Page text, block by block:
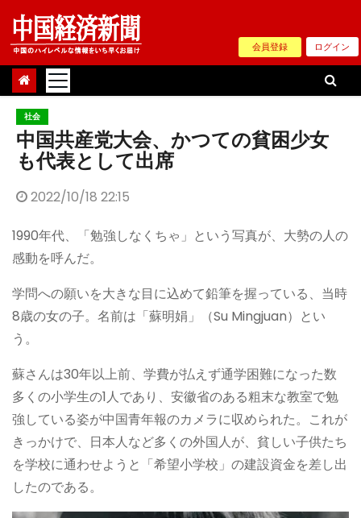
Skip
content
会員登録 ログイン
社会
中国共産党大会、かつての貧困少女
も代表として出席
2022/10/18 22:15
1990年代、「勉強しなくちゃ」という写真が、大勢の人の
感動を呼んだ。
学問への願いを大きな目に込めて鉛筆を握っている、当時
8歳の女の子。名前は「蘇明娟」（Su Mingjuan）とい
う。
蘇さんは30年以上前、学費が払えず通学困難になった数
多くの小学生の1人であり、安徽省のある粗末な教室で勉
強している姿が中国青年報のカメラに収められた。これが
きっかけで、日本人など多くの外国人が、貧しい子供たち
を学校に通わせようと「希望小学校」の建設資金を差し出
したのである。